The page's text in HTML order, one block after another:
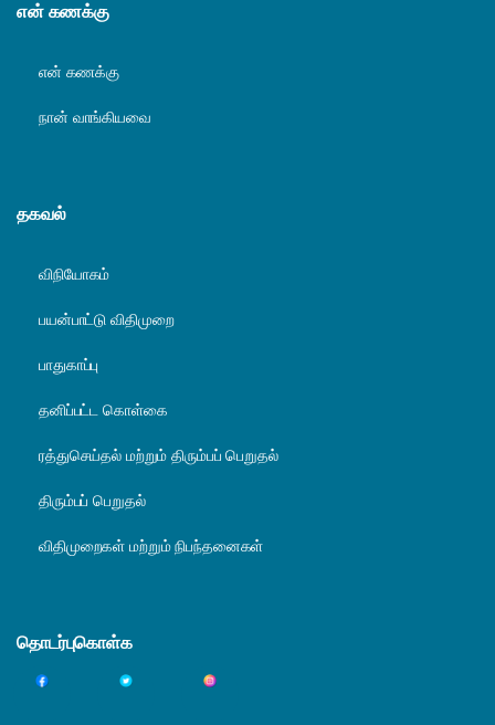
என் கணக்கு
என் கணக்கு
நான் வாங்கியவை
தகவல்
விநியோகம்
பயன்பாட்டு விதிமுறை
பாதுகாப்பு
தனிப்பட்ட கொள்கை
ரத்துசெய்தல் மற்றும் திரும்பப் பெறுதல்
திரும்பப் பெறுதல்
விதிமுறைகள் மற்றும் நிபந்தனைகள்
தொடர்புகொள்க